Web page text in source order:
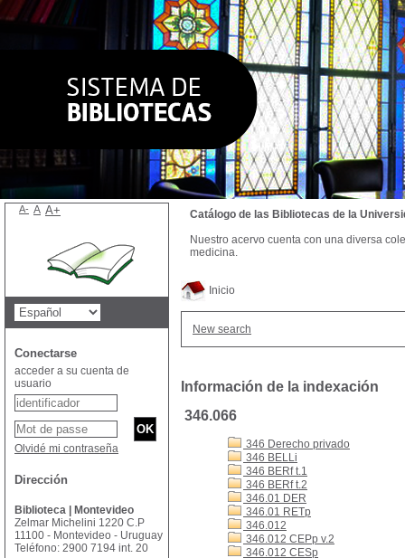
Inicio
New search
Información de la indexación
346.066
346 Derecho privado
346 BELLi
346 BERf t.1
346 BERf t.2
346.01 DER
346.01 RETp
346.012
346.012 CEPp v.2
346.012 CESp
Catálogo de las Bibliotecas de la
Nuestro acervo cuenta con una diversa
medicina.
A- A A+
Conectarse
acceder a su cuenta de
usuario
Olvidé mi contraseña
Dirección
Biblioteca | Montevideo
Zelmar Michelini 1220 C.P
11100 - Montevideo - Uruguay
Teléfono: 2900 7194 int. 20